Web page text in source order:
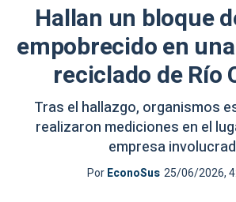
Hallan un bloque
empobrecido en
reciclado de Río
Tras el hallazgo, organismos
realizaron mediciones en el
empresa
PorEconoSus 25/06/2026,